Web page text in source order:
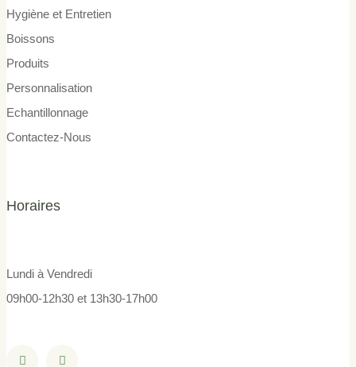
Hygiène et Entretien
Boissons
Produits
Personnalisation
Echantillonnage
Contactez-Nous
Horaires
Lundi à Vendredi
09h00-12h30 et 13h30-17h00